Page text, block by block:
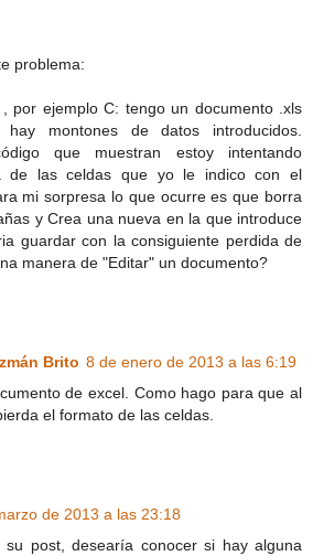
problema:
por ejemplo C: tengo un documento .xls
montones de datos introducidos.
que muestran estoy intentando
de las celdas que yo le indico con el
mi sorpresa lo que ocurre es que borra
y Crea una nueva en la que introduce
guardar con la consiguiente perdida de
manera de "Editar" un documento?
Brito 8 de enero de 2013 a las 6:19
de excel. Como hago para que al
el formato de las celdas.
de 2013 a las 23:18
su post, desearía conocer si hay alguna